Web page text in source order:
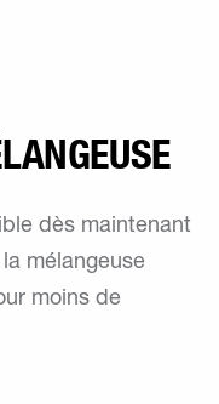
dès maintenant
mélangeuse
moins de